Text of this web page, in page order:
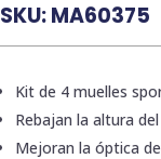
SKU:MA60375
Kit de 4 muelles
Rebajan la altura
Mejoran la óptica